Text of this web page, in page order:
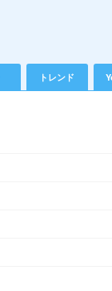
トレンド